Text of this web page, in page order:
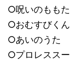
○呪いのももた
○おむすびくん
○あいのうた
○プロレスス